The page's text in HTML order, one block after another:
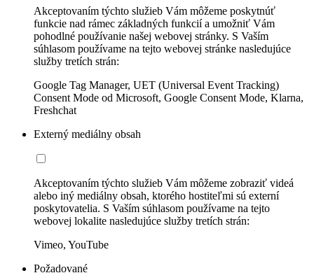
Akceptovaním týchto služieb Vám môžeme poskytnúť
funkcie nad rámec základných funkcií a umožniť Vám
pohodlné používanie našej webovej stránky. S Vaším
súhlasom používame na tejto webovej stránke nasledujúce
služby tretích strán:
Google Tag Manager, UET (Universal Event Tracking)
Consent Mode od Microsoft, Google Consent Mode, Klarna,
Freshchat
Externý mediálny obsah
Akceptovaním týchto služieb Vám môžeme zobraziť videá
alebo iný mediálny obsah, ktorého hostiteľmi sú externí
poskytovatelia. S Vaším súhlasom používame na tejto
webovej lokalite nasledujúce služby tretích strán:
Vimeo, YouTube
Požadované